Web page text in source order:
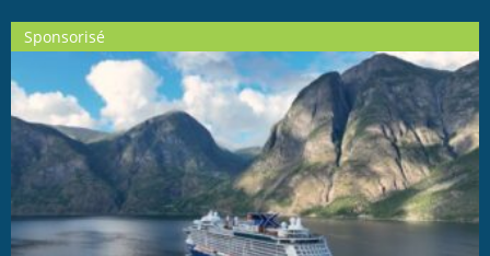
Sponsorisé